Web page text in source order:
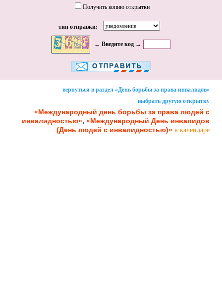
Получить копию открытки
тип отправки:
← Введите код →
вернуться в раздел «День борьбы за права инвалидов»
выбрать другую открытку
«Международный день борьбы за права людей с
инвалидностью», «Международный День инвалидов
(День людей с инвалидностью)» в календаре